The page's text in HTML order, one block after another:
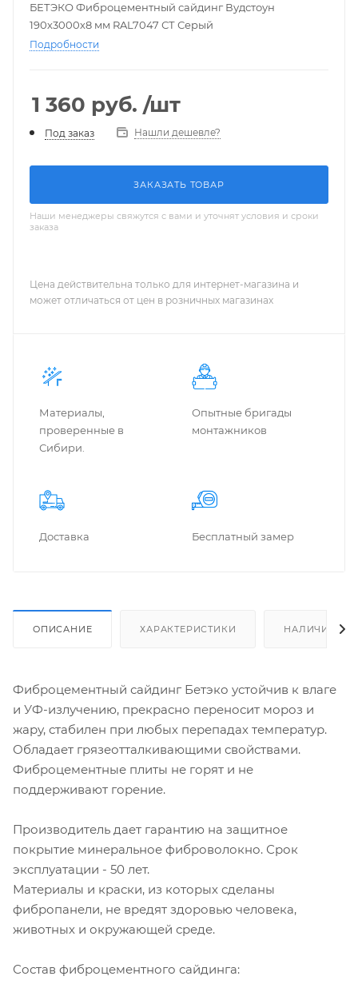
БЕТЭКО Фиброцементный сайдинг Вудстоун
190х3000х8 мм RAL7047 СТ Серый
Подробности
1 360 руб. /шт
Под заказ Нашли дешевле?
ЗАКАЗАТЬ ТОВАР
Наши менеджеры свяжутся с вами и уточнят условия и сроки
заказа
Цена действительна только для интернет-магазина и
может отличаться от цен в розничных магазинах
Материалы,
проверенные в
Сибири.
Опытные бригады
монтажников
Доставка Бес­плат­ный замер
ОПИСАНИЕ ХАРАКТЕРИСТИКИ НАЛИЧИЕ
Фиброцементный сайдинг Бетэко устойчив к влаге
и УФ-излучению, прекрасно переносит мороз и
жару, стабилен при любых перепадах температур.
Обладает грязеотталкивающими свойствами.
Фиброцементные плиты не горят и не
поддерживают горение.
Производитель дает гарантию на защитное
покрытие минеральное фиброволокно. Срок
эксплуатации - 50 лет.
Материалы и краски, из которых сделаны
фибропанели, не вредят здоровью человека,
животных и окружающей среде.
Состав фиброцементного сайдинга: